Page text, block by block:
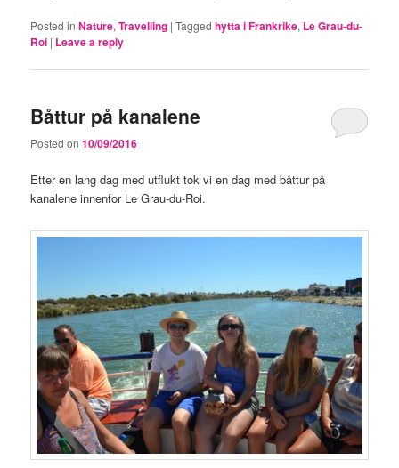
Posted in Nature,Travelling |Tagged hytta i Frankrike, Le Grau-du-
Roi | Leave a reply
Båttur på kanalene
Posted on10/09/2016
Etter en lang dag med utflukt tok vi en dag med båttur på
kanalene innenfor Le Grau-du-Roi.